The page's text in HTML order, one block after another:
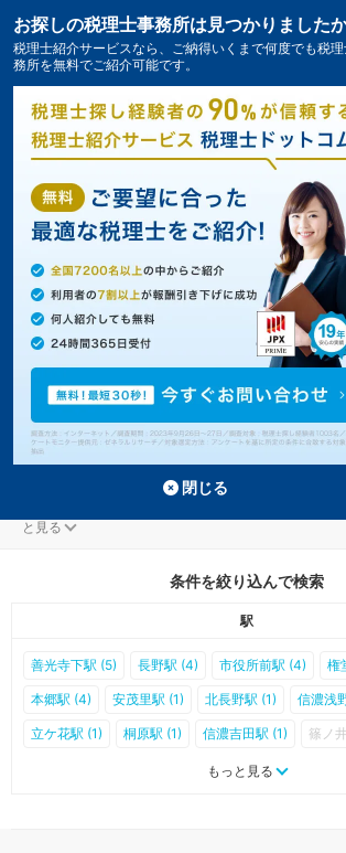
長野市で税金・お金対策を扱う税
の一覧5件掲載中
長野市の税金・お金対策を扱う税理士事務所が5件見
と見る
条件を絞り込んで検索
駅
善光寺下駅 (5) 長野駅 (4) 市役所前駅 (4) 権
本郷駅 (4) 安茂里駅 (1) 北長野駅 (1) 信濃浅
立ケ花駅 (1) 桐原駅 (1) 信濃吉田駅 (1) 篠ノ
三才駅 (0)
もっと見る
お探しの税理士事務所は見つかりました
税理士紹介サービスなら、ご納得いくまで何度でも税
務所を無料でご紹介可能です。
閉じる